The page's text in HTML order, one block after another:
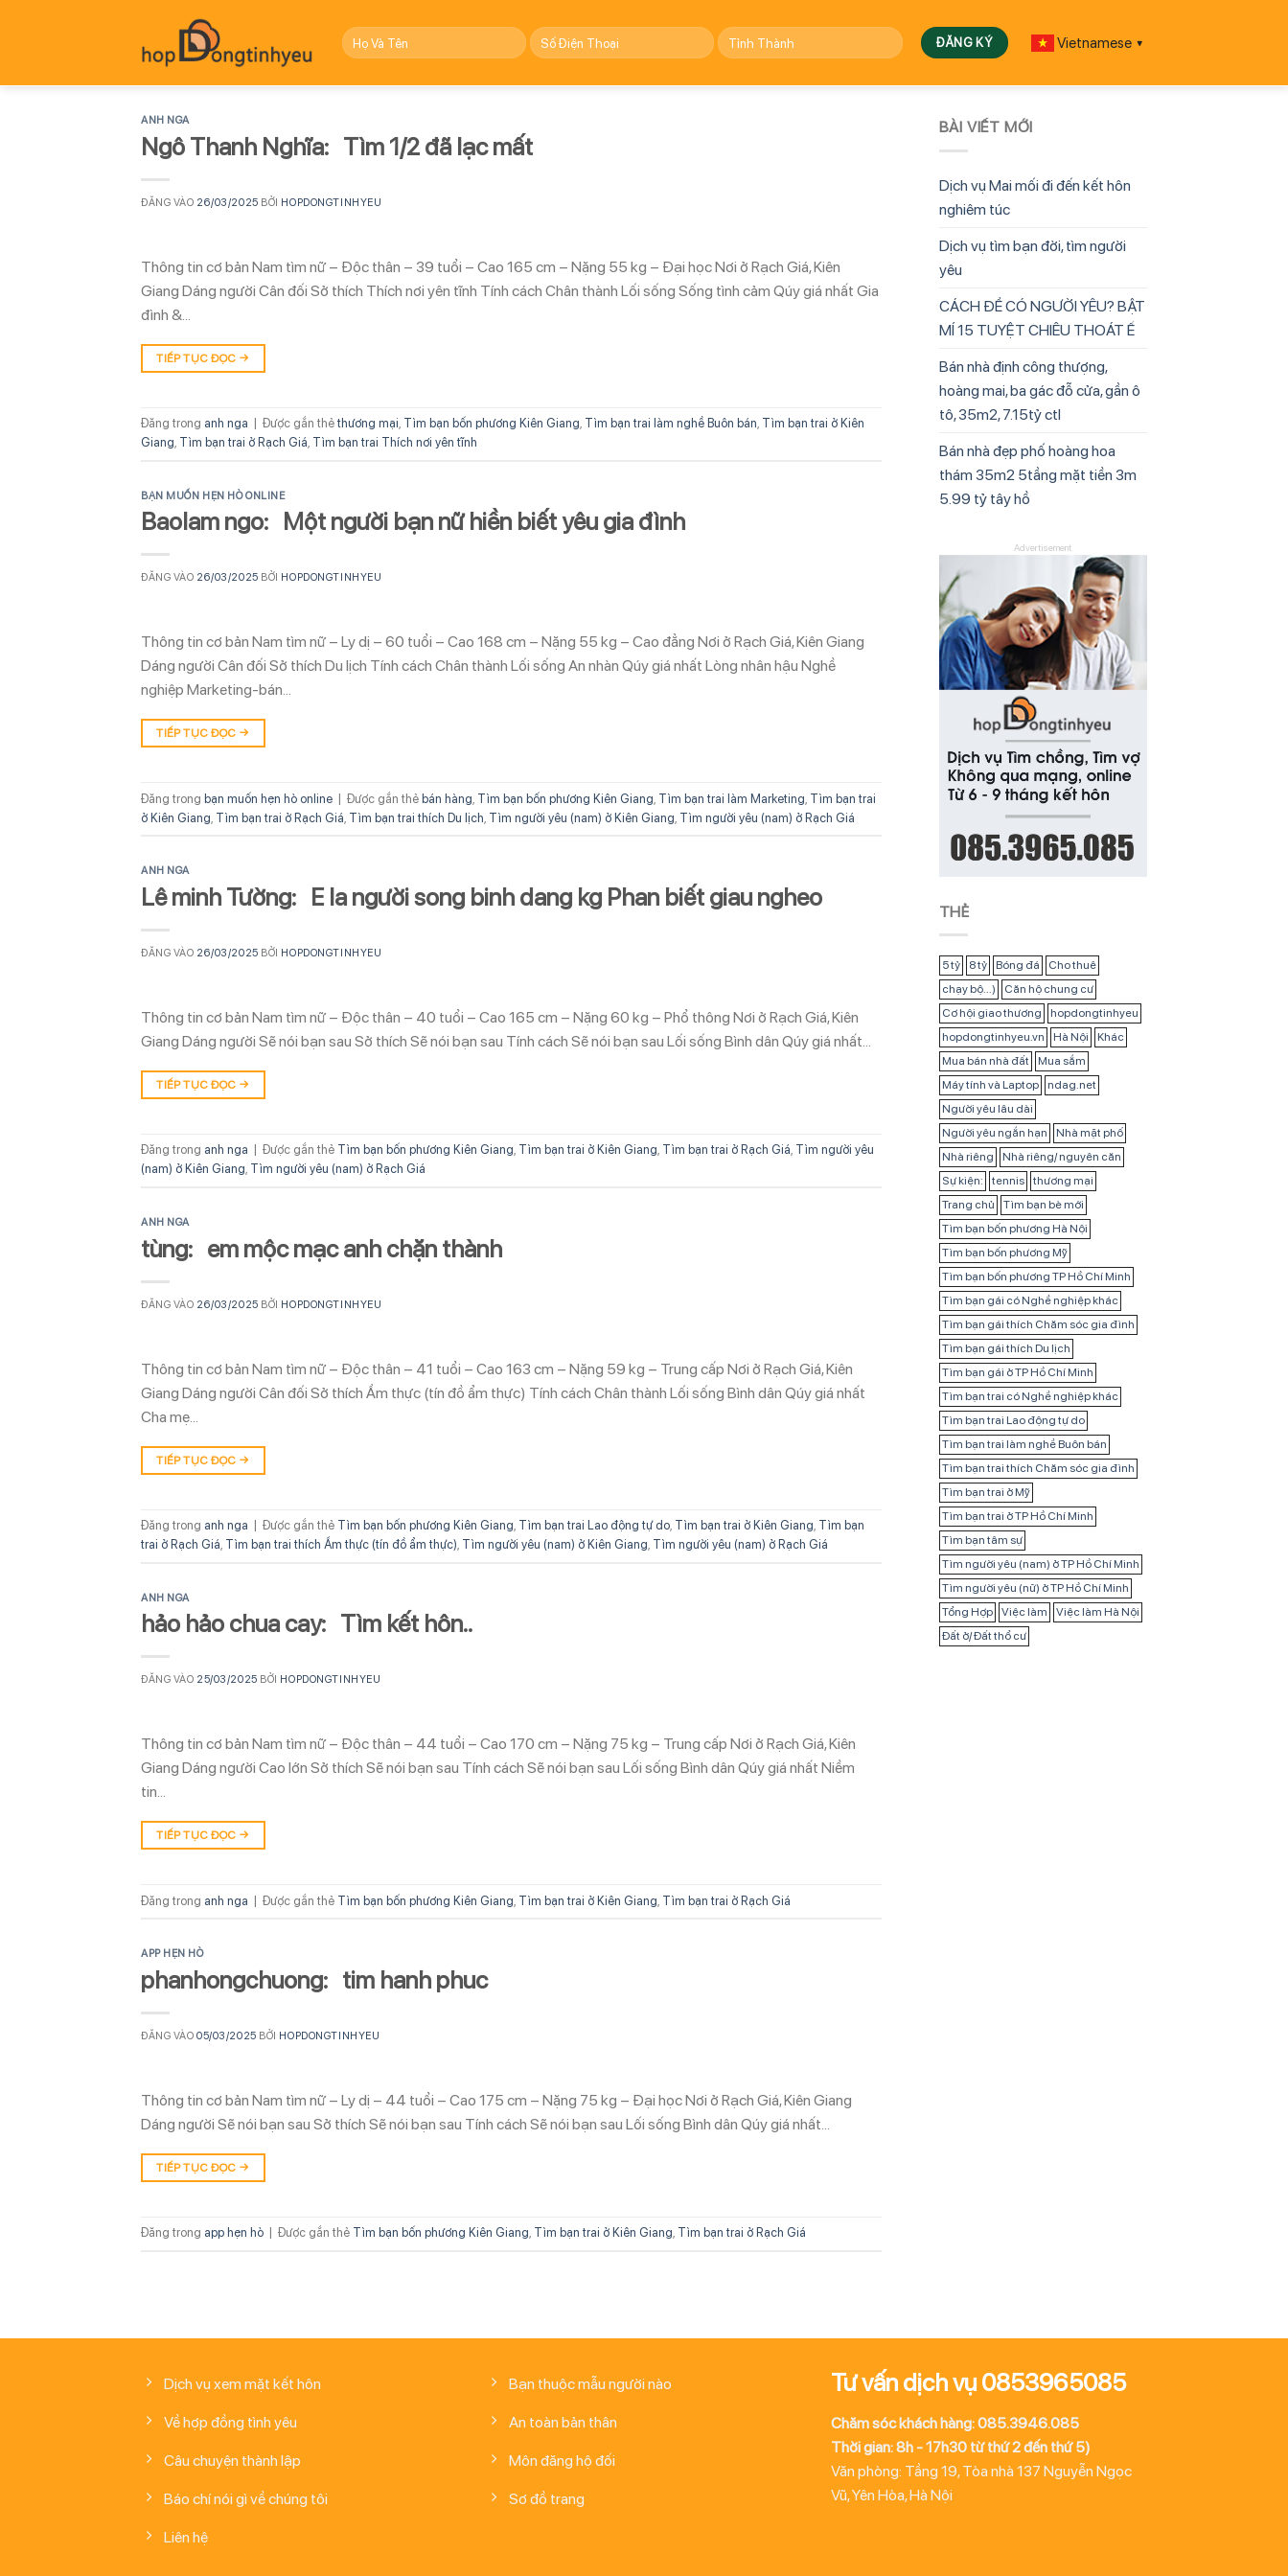
dung
Vietnamese ▼
ANH NGA
Ngô Thanh Nghĩa: Tìm 1/2 đã lạc mất
ĐĂNG VÀO 26/03/2025 BỞI HOPDONGTINHYEU
Thông tin cơ bản Nam tìm nữ – Độc thân – 39 tuổi – Cao 165 cm – Nặng 55 kg – Đại học Nơi ở Rạch Giá, Kiên
Giang Dáng người Cân đối Sở thích Thích nơi yên tĩnh Tính cách Chân thành Lối sống Sống tình cảm Qúy giá nhất Gia
đình &…
TIẾP TỤC ĐỌC →
Đăng trong anh nga Được gắn thẻ thương mại Tìm bạn bốn phương Kiên Giang Tìm bạn trai làm nghề Buôn bán Tìm bạn trai ở Kiên
Giang Tìm bạn trai ở Rạch Giá Tìm bạn trai Thích nơi yên tĩnh
BẠN MUỐN HẸN HÒ ONLINE
Baolam ngo: Một người bạn nữ hiền biết yêu gia đình
ĐĂNG VÀO 26/03/2025 BỞI HOPDONGTINHYEU
Thông tin cơ bản Nam tìm nữ – Ly dị – 60 tuổi – Cao 168 cm – Nặng 55 kg – Cao đẳng Nơi ở Rạch Giá, Kiên Giang
Dáng người Cân đối Sở thích Du lịch Tính cách Chân thành Lối sống An nhàn Qúy giá nhất Lòng nhân hậu Nghề
nghiệp Marketing-bán…
TIẾP TỤC ĐỌC →
Đăng trong bạn muốn hẹn hò online | Được gắn thẻ bán hàng Tìm bạn bốn phương Kiên Giang Tìm bạn trai làm Marketing Tìm bạn trai
ở Kiên Giang Tìm bạn trai ở Rạch Giá Tìm bạn trai thích Du lịch Tìm người yêu (nam) ở Kiên Giang Tìm người yêu (nam) ở Rạch Giá
ANH NGA
Lê minh Tường: E la người song binh dang kg Phan biết giau ngheo
ĐĂNG VÀO 26/03/2025 BỞI HOPDONGTINHYEU
Thông tin cơ bản Nam tìm nữ – Độc thân – 40 tuổi – Cao 165 cm – Nặng 60 kg – Phổ thông Nơi ở Rạch Giá, Kiên
Giang Dáng người Sẽ nói bạn sau Sở thích Sẽ nói bạn sau Tính cách Sẽ nói bạn sau Lối sống Bình dân Qúy giá nhất…
TIẾP TỤC ĐỌC →
Đăng trong anh nga Được gắn thẻ Tìm bạn bốn phương Kiên Giang, Tìm bạn trai ở Kiên Giang, Tìm bạn trai ở Rạch Giá, Tìm người yêu
(nam) ở Kiên Giang, Tìm người yêu (nam) ở Rạch Giá
ANH NGA
tùng: em mộc mạc anh chặn thành
ĐĂNG VÀO 26/03/2025 BỞI HOPDONGTINHYEU
Thông tin cơ bản Nam tìm nữ – Độc thân – 41 tuổi – Cao 163 cm – Nặng 59 kg – Trung cấp Nơi ở Rạch Giá, Kiên
Giang Dáng người Cân đối Sở thích Ẩm thực (tín đồ ẩm thực) Tính cách Chân thành Lối sống Bình dân Qúy giá nhất
Cha mẹ…
TIẾP TỤC ĐỌC →
Đăng trong anh nga Được gắn thẻ Tìm bạn bốn phương Kiên Giang Tìm bạn trai Lao động tự do Tìm bạn trai ở Kiên Giang Tìm bạn
trai ở Rạch Giá Tìm bạn trai thích Ẩm thực (tín đồ ẩm thực) Tìm người yêu (nam) ở Kiên Giang Tìm người yêu (nam) ở Rạch Giá
ANH NGA
hảo hảo chua cay: Tìm kết hôn..
ĐĂNG VÀO 25/03/2025 BỞI HOPDONGTINHYEU
Thông tin cơ bản Nam tìm nữ – Độc thân – 44 tuổi – Cao 170 cm – Nặng 75 kg – Trung cấp Nơi ở Rạch Giá, Kiên
Giang Dáng người Cao lớn Sở thích Sẽ nói bạn sau Tính cách Sẽ nói bạn sau Lối sống Bình dân Qúy giá nhất Niềm
tin…
TIẾP TỤC ĐỌC →
Đăng trong anh nga | Được gắn thẻ Tìm bạn bốn phương Kiên Giang Tìm bạn trai ở Kiên Giang Tìm bạn trai ở Rạch Giá
APP HẸN HÒ
phanhongchuong: tim hanh phuc
ĐĂNG VÀO05/03/2025 BỞI HOPDONGTINHYEU
Thông tin cơ bản Nam tìm nữ – Ly dị – 44 tuổi – Cao 175 cm – Nặng 75 kg – Đại học Nơi ở Rạch Giá, Kiên Giang
Dáng người Sẽ nói bạn sau Sở thích Sẽ nói bạn sau Tính cách Sẽ nói bạn sau Lối sống Bình dân Qúy giá nhất…
TIẾP TỤC ĐỌC →
Đăng trong app hẹn hò Được gắn thẻ Tìm bạn bốn phương Kiên Giang, Tìm bạn trai ở Kiên Giang, Tìm bạn trai ở Rạch Giá
BÀI VIẾT MỚI
Dịch vụ Mai mối đi đến kết hôn
nghiêm túc
Dịch vụ tìm bạn đời, tìm người
yêu
CÁCH ĐỂ CÓ NGƯỜI YÊU? BẬT
MÍ 15 TUYỆT CHIÊU THOÁT Ế
Bán nhà định công thượng,
hoàng mai, ba gác đỗ cửa, gần ô
tô, 35m2, 7.15tỷ ctl
Bán nhà đẹp phố hoàng hoa
thám 35m2 5tầng mặt tiền 3m
5.99 tỷ tây hồ
Advertisement
THẺ
5 tỷ 8 tỷ Bóng đá
Cho thuê
chạy bộ...)
Căn hộ chung cư
Cơ hội giao thương
hopdongtinhyeu
hopdongtinhyeu.vn
Hà Nội
Khác
Mua bán nhà đất
Mua sắm
Máy tính và Laptop
ndag.net
Người yêu lâu dài
Người yêu ngắn hạn
Nhà mặt phố
Nhà riêng
Nhà riêng/ nguyên căn
Sự kiện:
tennis
thương mại
Trang chủ
Tìm bạn bè mới
Tìm bạn bốn phương Hà Nội
Tìm bạn bốn phương Mỹ
Tìm bạn bốn phương TP Hồ Chí Minh
Tìm bạn gái có Nghề nghiệp khác
Tìm bạn gái thích Chăm sóc gia đình
Tìm bạn gái thích Du lịch
Tìm bạn gái ở TP Hồ Chí Minh
Tìm bạn trai có Nghề nghiệp khác
Tìm bạn trai Lao động tự do
Tìm bạn trai làm nghề Buôn bán
Tìm bạn trai thích Chăm sóc gia đình
Tìm bạn trai ở Mỹ
Tìm bạn trai ở TP Hồ Chí Minh
Tìm bạn tâm sự
Tìm người yêu (nam) ở TP Hồ Chí Minh
Tìm người yêu (nữ) ở TP Hồ Chí Minh
Tổng Hợp
Việc làm
Việc làm Hà Nội
Đất ở/ Đất thổ cư
Dịch vụ xem mặt kết hôn
Về hợp đồng tình yêu
Câu chuyện thành lập
Báo chí nói gì về chúng tôi
Liên hệ
Bạn thuộc mẫu người nào
An toàn bản thân
Môn đăng hộ đối
Sơ đồ trang
Tư vấn dịch vụ 0853965085
Chăm sóc khách hàng: 085.3946.085
Thời gian: 8h - 17h30 từ thứ 2 đến thứ 5)
Văn phòng: Tầng 19, Tòa nhà 137 Nguyễn Ngọc
Vũ, Yên Hòa, Hà Nội